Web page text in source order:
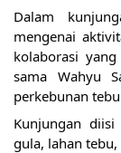
Dalam
mengenai
kolaborasi
sama Wahyu
perkebunan
Kunjungan
gula, lahan